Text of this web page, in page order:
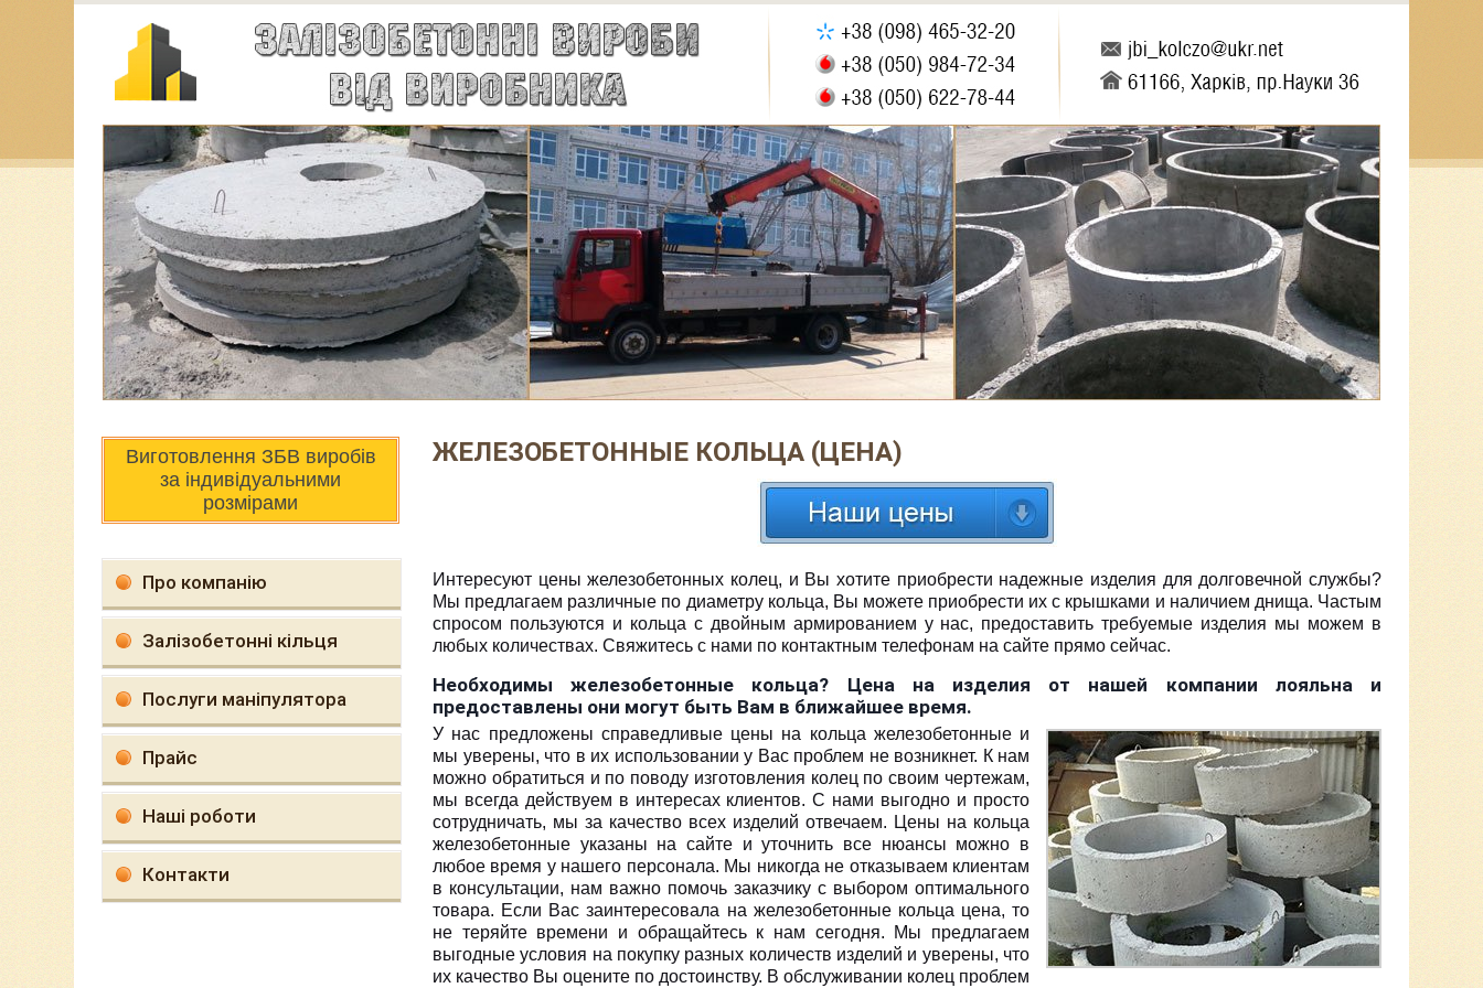
Виготовлення ЗБВ виробів
за індивідуальними
розмірами
Про компанію
Залізобетонні кільця
Послуги маніпулятора
Прайс
Наші роботи
Контакти
ЖЕЛЕЗОБЕТОННЫЕ КОЛЬЦА (ЦЕНА)
Интересуют цены железобетонных колец, и Вы хотите приобрести надежные изделия для долговечной службы?
Мы предлагаем различные по диаметру кольца, Вы можете приобрести их с крышками и наличием днища. Частым
спросом пользуются и кольца с двойным армированием у нас, предоставить требуемые изделия мы можем в
любых количествах. Свяжитесь с нами по контактным телефонам на сайте прямо сейчас.
Необходимы железобетонные кольца? Цена на изделия от нашей компании лояльна и
предоставлены они могут быть Вам в ближайшее время.
У нас предложены справедливые цены на кольца железобетонные и
мы уверены, что в их использовании у Вас проблем не возникнет. К нам
можно обратиться и по поводу изготовления колец по своим чертежам,
мы всегда действуем в интересах клиентов. С нами выгодно и просто
сотрудничать, мы за качество всех изделий отвечаем. Цены на кольца
железобетонные указаны на сайте и уточнить все нюансы можно в
любое время у нашего персонала. Мы никогда не отказываем клиентам
в консультации, нам важно помочь заказчику с выбором оптимального
товара. Если Вас заинтересовала на железобетонные кольца цена, то
не теряйте времени и обращайтесь к нам сегодня. Мы предлагаем
выгодные условия на покупку разных количеств изделий и уверены, что
их качество Вы оцените по достоинству. В обслуживании колец проблем